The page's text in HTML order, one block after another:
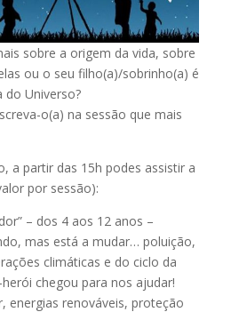
sobre a origem da vida, sobre
ou o seu filho(a)/sobrinho(a) é
do Universo?
o(a) na sessão que mais
a partir das 15h podes assistir a
por sessão):
– dos 4 aos 12 anos –
mas está a mudar… poluição,
climáticas e do ciclo da
chegou para nos ajudar!
energias renováveis, proteção